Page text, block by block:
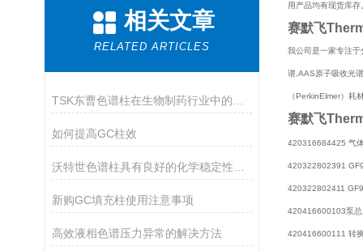
相关文章
RELATED ARTICLES
如何提高GC柱效
新购GC填充柱使用注意事项
高效液相色谱压力异常的解决方法
用产品均有现货库存
赛默飞
我公司是一家专注
谱,AAS原子吸收光
（PerkinElmer）
赛默飞
420316684425 气
420322802391
420322802411
420416600103泵总
420416600111 转